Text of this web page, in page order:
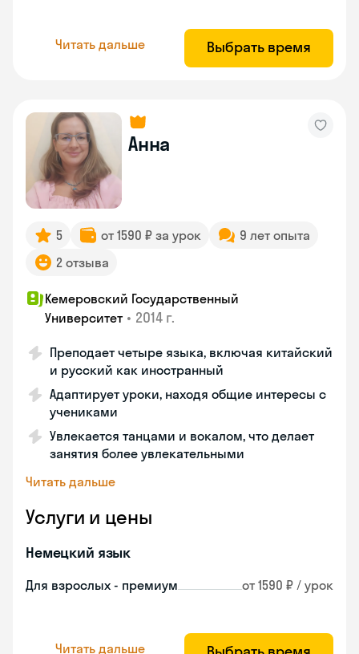
Читать дальше Выбрать время
Анна
5 от 1590 ₽ за урок
9 лет опыта
2 отзыва
Кемеровский Государственный
Университет • 2014 г.
Преподает четыре языка, включая китайский
и русский как иностранный
Адаптирует уроки, находя общие интересы с
учениками
Увлекается танцами и вокалом, что делает
занятия более увлекательными
Читать дальше
Услуги и цены
Немецкий язык
Для взрослых - премиум от 1590 ₽ / урок
Читать дальше